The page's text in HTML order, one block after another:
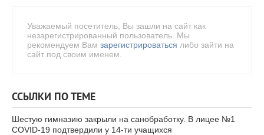
Уважаемый посетитель, Вы зашли на сайт как
незарегистрированный пользователь. Мы
рекомендуем Вам зарегистрироваться либо зайти на
сайт под своим именем.
ССЫЛКИ ПО ТЕМЕ
Шестую гимназию закрыли на санобработку. В лицее №1
COVID-19 подтвердили у 14-ти учащихся